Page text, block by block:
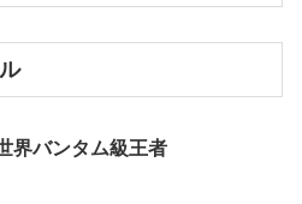
界バンタム級王者